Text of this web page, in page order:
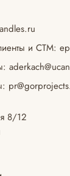
и СТМ:
8/12